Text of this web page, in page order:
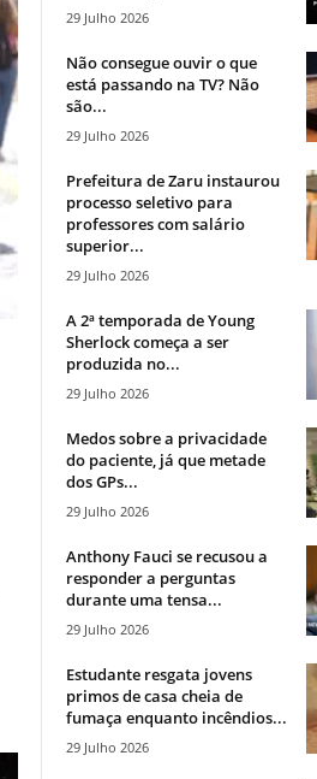
29 Julho 2026
Não consegue ouvir o que
está passando na TV? Não
são...
29 Julho 2026
Prefeitura de Zaru instaurou
processo seletivo para
professores com salário
superior...
29 Julho 2026
A 2ª temporada de Young
Sherlock começa a ser
produzida no...
29 Julho 2026
Medos sobre a privacidade
do paciente, já que metade
dos GPs...
29 Julho 2026
Anthony Fauci se recusou a
responder a perguntas
durante uma tensa...
29 Julho 2026
Estudante resgata jovens
primos de casa cheia de
fumaça enquanto incêndios...
29 Julho 2026